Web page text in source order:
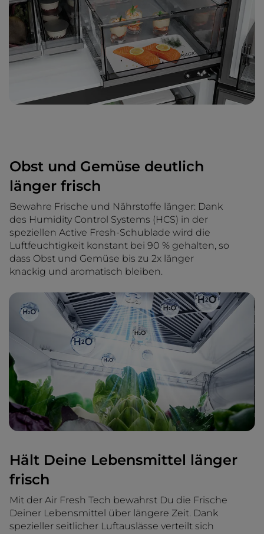
Obst und Gemüse deutlich
länger frisch
Bewahre Frische und Nährstoffe länger: Dank
des Humidity Control Systems (HCS) in der
speziellen Active Fresh-Schublade wird die
Luftfeuchtigkeit konstant bei 90 % gehalten, so
dass Obst und Gemüse bis zu 2x länger
knackig und aromatisch bleiben.
Hält Deine Lebensmittel länger
frisch
Mit der Air Fresh Tech bewahrst Du die Frische
Deiner Lebensmittel über längere Zeit. Dank
spezieller seitlicher Luftauslässe verteilt sich